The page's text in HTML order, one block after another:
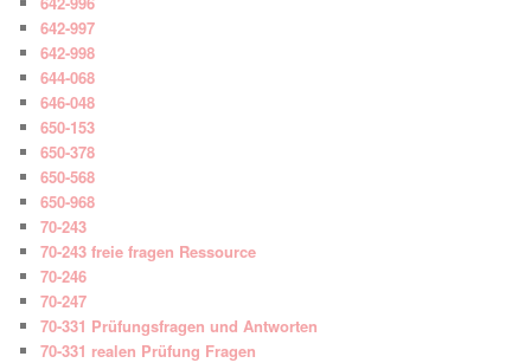
642-997
642-998
644-068
646-048
650-153
650-378
650-568
650-968
70-243
70-243 freie fragen Ressource
70-246
70-247
70-331 Prüfungsfragen und Antworten
70-331 realen Prüfung Fragen